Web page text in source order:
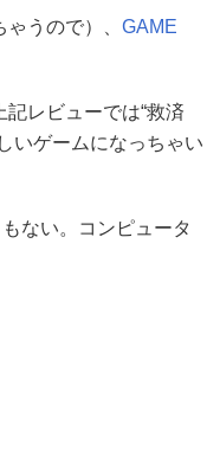
うので）、 GAME
レビューでは“救済
いゲームになっちゃい
ない。コンピュータ